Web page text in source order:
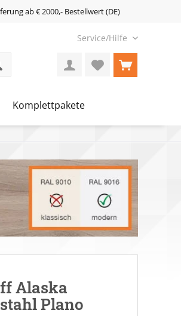
ab € 2000,- Bestellwert (DE)
Service/Hilfe
Komplettpakete
Alaska
Plano